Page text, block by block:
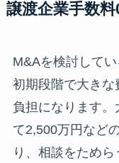
譲渡企業手数
M&Aを検討して
初期段階で大き
負担になります
て2,500万円など
り、相談をためら